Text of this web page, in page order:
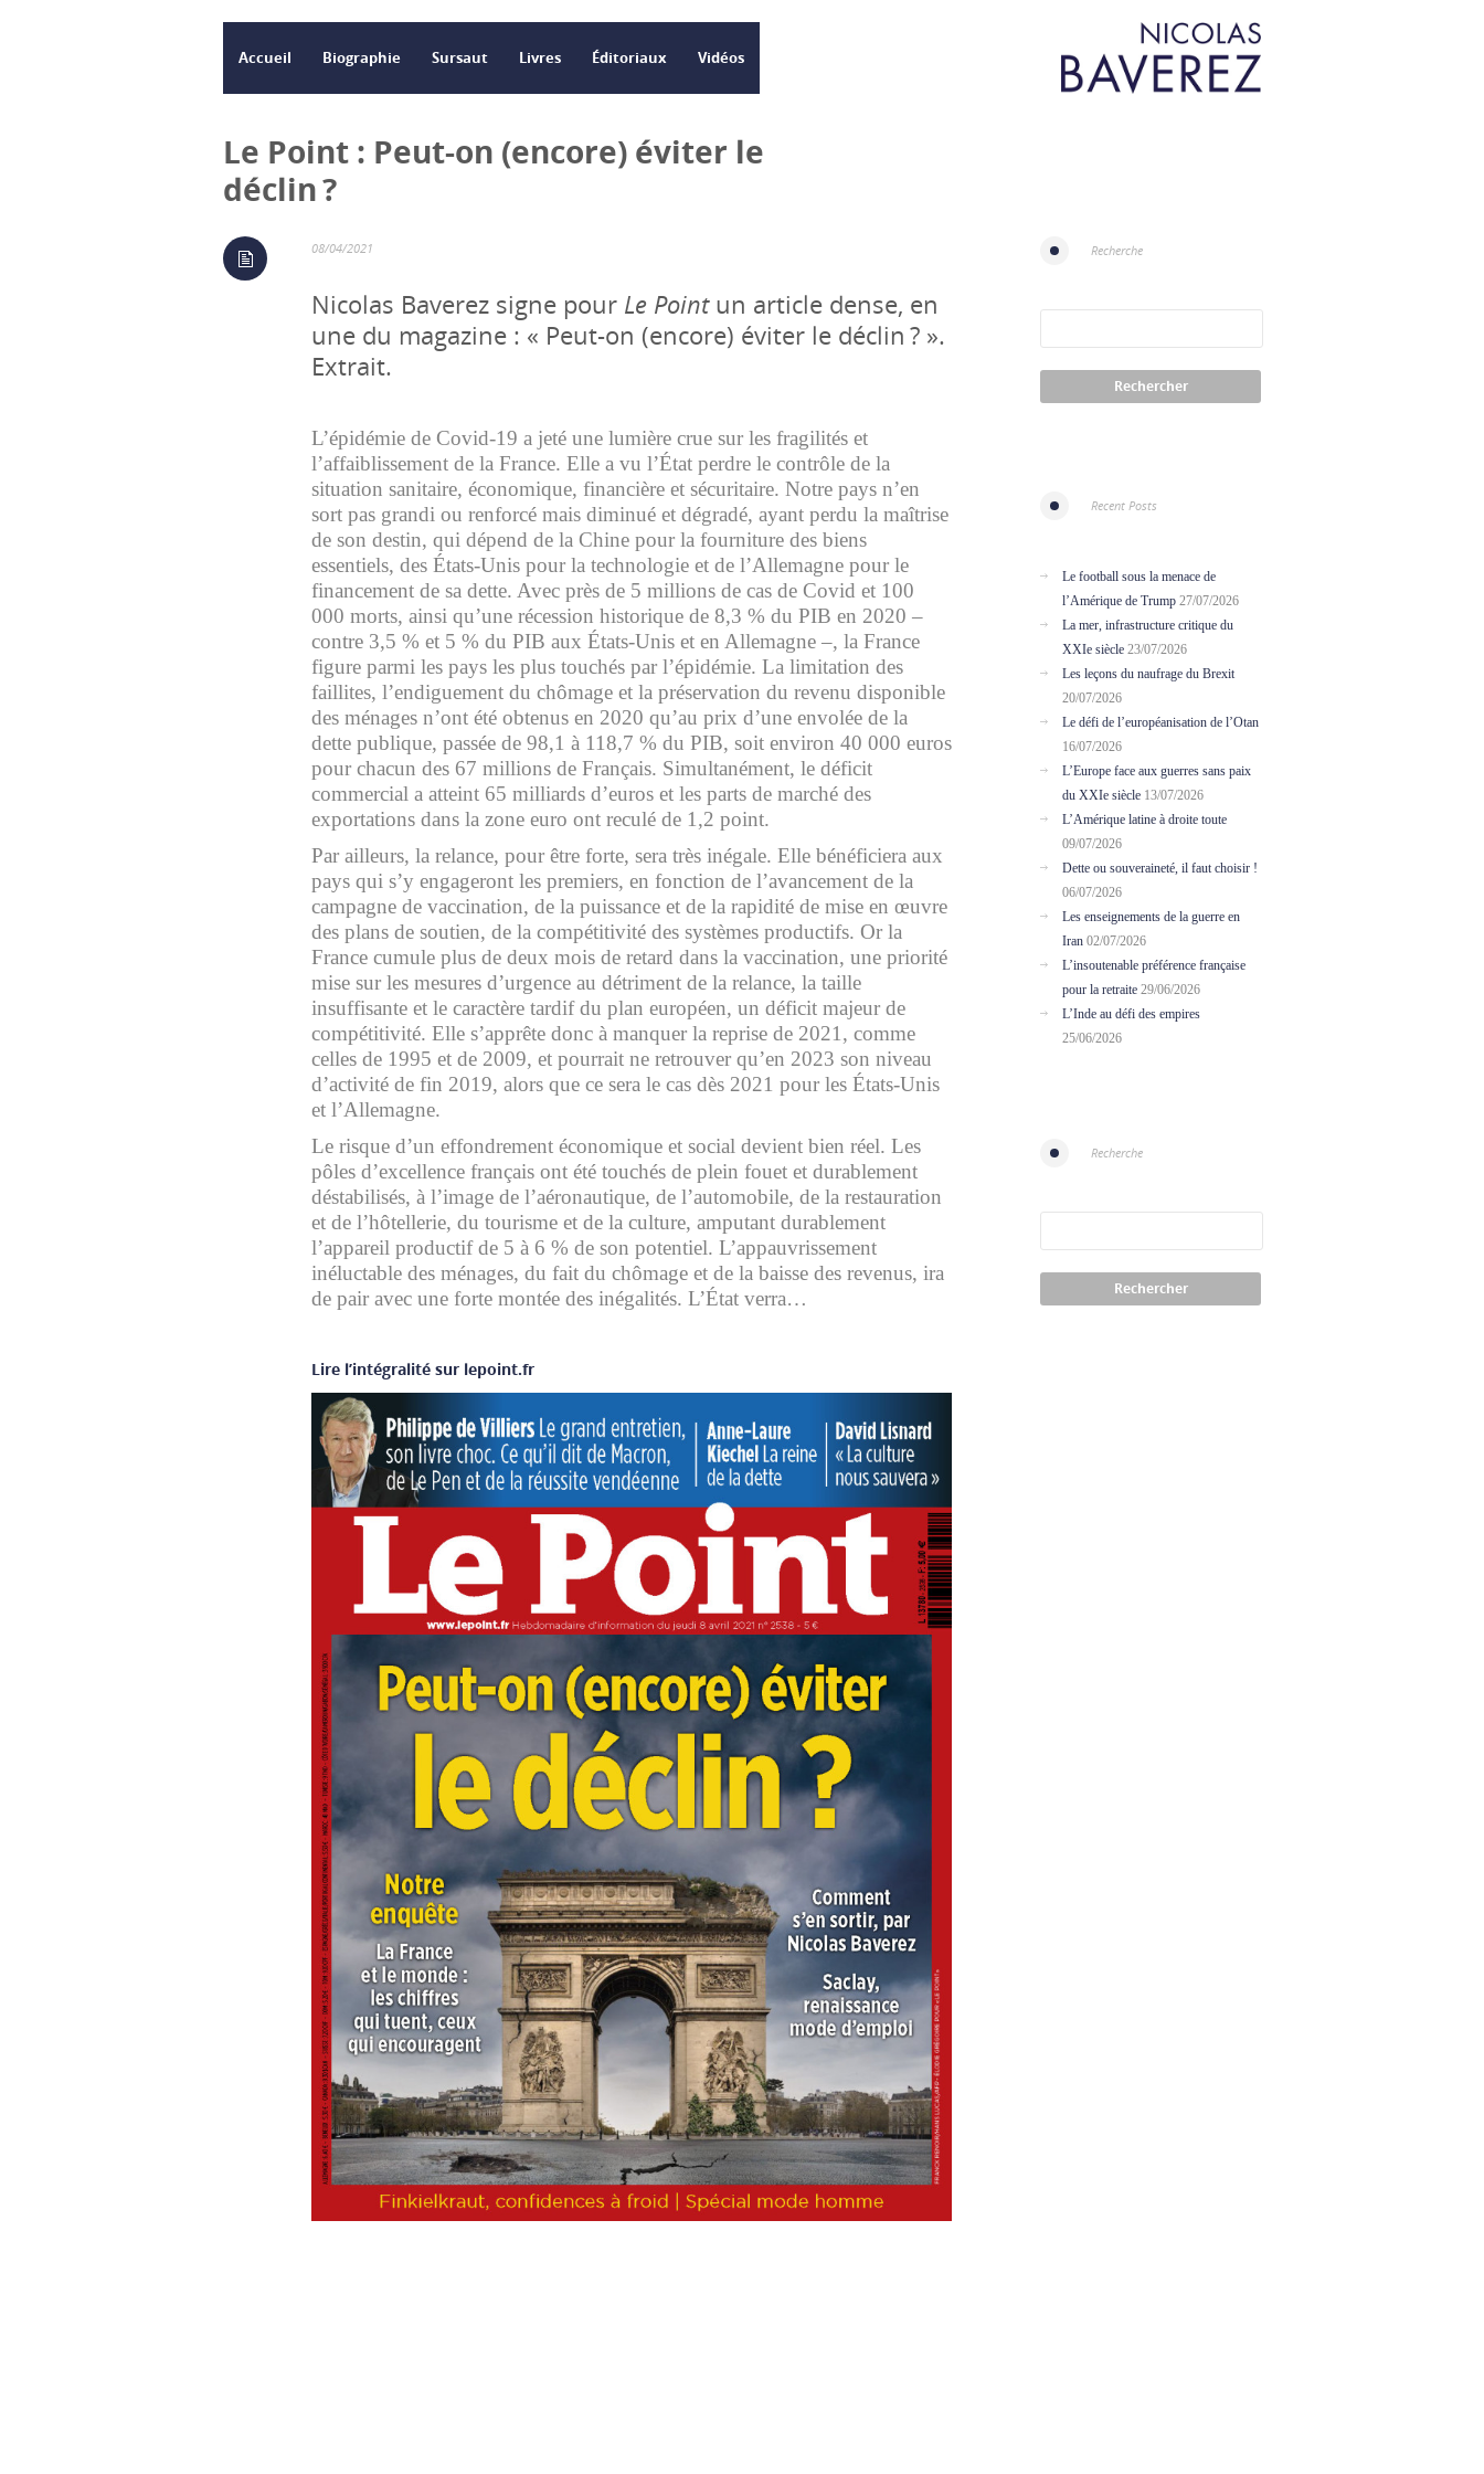
Accueil Biographie Sursaut Livres Éditoriaux Vidéos
Le Point : Peut-on (encore) éviter le
déclin ?
08/04/2021
Nicolas Baverez signe pour Le Pointun article dense, en
une du magazine : « Peut-on (encore) éviter le déclin ? ».
Extrait.
L’épidémie de Covid-19 a jeté une lumière crue sur les fragilités et
l’affaiblissement de la France. Elle a vu l’État perdre le contrôle de la
situation sanitaire, économique, financière et sécuritaire. Notre pays n’en
sort pas grandi ou renforcé mais diminué et dégradé, ayant perdu la maîtrise
de son destin, qui dépend de la Chine pour la fourniture des biens
essentiels, des États-Unis pour la technologie et de l’Allemagne pour le
financement de sa dette. Avec près de 5 millions de cas de Covid et 100
000 morts, ainsi qu’une récession historique de 8,3 % du PIB en 2020 –
contre 3,5 % et 5 % du PIB aux États-Unis et en Allemagne –, la France
figure parmi les pays les plus touchés par l’épidémie. La limitation des
faillites, l’endiguement du chômage et la préservation du revenu disponible
des ménages n’ont été obtenus en 2020 qu’au prix d’une envolée de la
dette publique, passée de 98,1 à 118,7 % du PIB, soit environ 40 000 euros
pour chacun des 67 millions de Français. Simultanément, le déficit
commercial a atteint 65 milliards d’euros et les parts de marché des
exportations dans la zone euro ont reculé de 1,2 point.
Par ailleurs, la relance, pour être forte, sera très inégale. Elle bénéficiera aux
pays qui s’y engageront les premiers, en fonction de l’avancement de la
campagne de vaccination, de la puissance et de la rapidité de mise en œuvre
des plans de soutien, de la compétitivité des systèmes productifs. Or la
France cumule plus de deux mois de retard dans la vaccination, une priorité
mise sur les mesures d’urgence au détriment de la relance, la taille
insuffisante et le caractère tardif du plan européen, un déficit majeur de
compétitivité. Elle s’apprête donc à manquer la reprise de 2021, comme
celles de 1995 et de 2009, et pourrait ne retrouver qu’en 2023 son niveau
d’activité de fin 2019, alors que ce sera le cas dès 2021 pour les États-Unis
et l’Allemagne.
Le risque d’un effondrement économique et social devient bien réel. Les
pôles d’excellence français ont été touchés de plein fouet et durablement
déstabilisés, à l’image de l’aéronautique, de l’automobile, de la restauration
et de l’hôtellerie, du tourisme et de la culture, amputant durablement
l’appareil productif de 5 à 6 % de son potentiel. L’appauvrissement
inéluctable des ménages, du fait du chômage et de la baisse des revenus, ira
de pair avec une forte montée des inégalités. L’État verra…
Lire l’intégralité sur lepoint.fr
Recherche
Recent Posts
Le football sous la menace de
l’Amérique de Trump 27/07/2026
La mer, infrastructure critique du
XXIe siècle 23/07/2026
Les leçons du naufrage du Brexit
20/07/2026
Le défi de l’européanisation de l’Otan
16/07/2026
L’Europe face aux guerres sans paix
du XXIe siècle 13/07/2026
L’Amérique latine à droite toute
09/07/2026
Dette ou souveraineté, il faut choisir !
06/07/2026
Les enseignements de la guerre en
Iran 02/07/2026
L’insoutenable préférence française
pour la retraite 29/06/2026
L’Inde au défi des empires
25/06/2026
Recherche